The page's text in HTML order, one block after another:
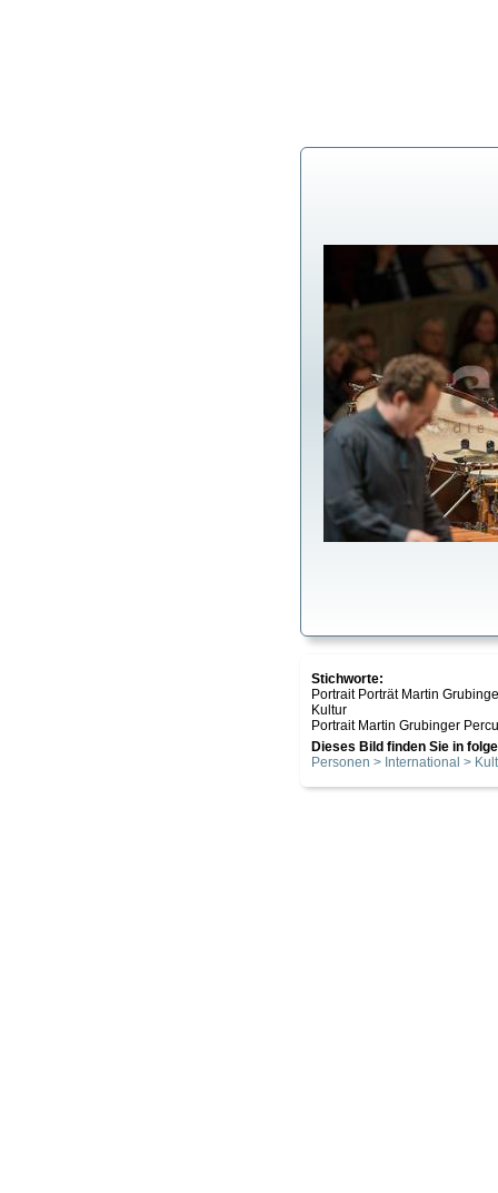
Stichworte:
Portrait Porträt Martin
Kultur
Portrait Martin Grubinger
Dieses Bild finden Sie in
Personen > International >